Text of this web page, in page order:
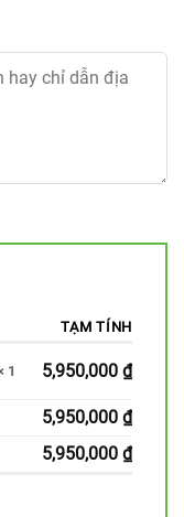
TẠM TÍNH
1 5,950,000 ₫
5,950,000 ₫
5,950,000 ₫